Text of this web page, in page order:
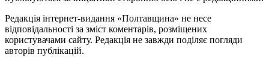
Редакція інтернет-видання «Полтавщина» не несе
відповідальності за зміст коментарів, розміщених
користувачами сайту. Редакція не завжди поділяє погляди
авторів публікацій.